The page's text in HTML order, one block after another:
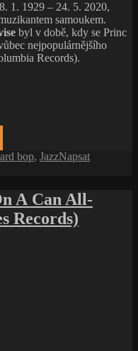
Hancock,
Lovec
hlav
1. 1929 – 24. 5. 2020,
samoukem.
byl v době, kdy se Princ
nejpopulárnějšího
Records).
bop, JazzNapsat
A Can All-
Records)